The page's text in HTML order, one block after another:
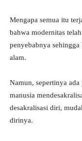
Mengapa semua itu
bahwa modernitas
penyebabnya
alam.
Namun, sepertinya
manusia
desakralisasi diri,
dirinya.